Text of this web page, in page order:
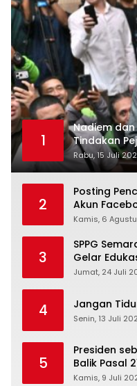
1
Nadiem
Tindakan
Rabu, 15 Juli
2
Posting
Akun
Rembang
Kamis, 6
3
SPPG
Gelar
Peringati
Jumat, 24 Juli
4 Jangan
Senin, 13 Juli
5
Presiden
Balik Pasal
Kamis, 9 Juli